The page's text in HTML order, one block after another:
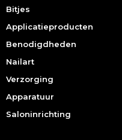
Bitjes
Applicatieproducten
Benodigdheden
Nailart
Verzorging
Apparatuur
Saloninrichting